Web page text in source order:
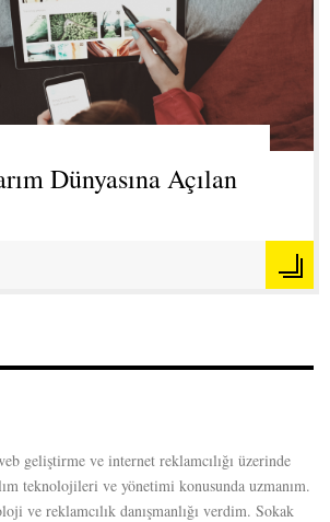
Dünyasına Açılan
geliştirme ve internet reklamcılığı üzerinde
teknolojileri ve yönetimi konusunda uzmanım.
ve reklamcılık danışmanlığı verdim. Sokak